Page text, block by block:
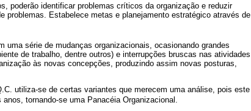
poderão identificar problemas críticos da organização e reduzir
problemas. Estabelece metas e planejamento estratégico através de
série de mudanças organizacionais, ocasionando grandes
de trabalho, dentre outros) e interrupções bruscas nas atividades
às novas concepções, produzindo assim novas posturas,
utiliza-se de certas variantes que merecem uma análise, pois este
tornando-se uma Panacéia Organizacional.